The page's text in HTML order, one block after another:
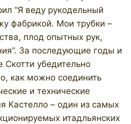
“Я веду рукодельный
фабрикой. Мои трубки –
плод опытных рук,
За последующие годы и
Скотти убедительно
как можно соединить
и технические
Кастелло – один из самых
итадльянских